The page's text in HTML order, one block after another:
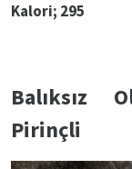
Kalori; 295
Balıksız
Pirinçli